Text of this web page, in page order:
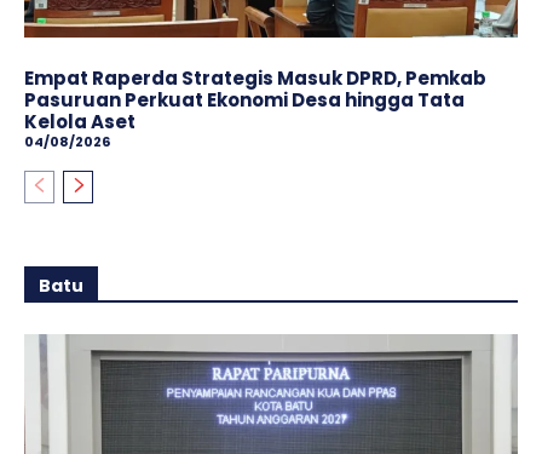
Empat Raperda Strategis Masuk DPRD, Pemkab
Pasuruan Perkuat Ekonomi Desa hingga Tata
Kelola Aset
04/08/2026
Batu